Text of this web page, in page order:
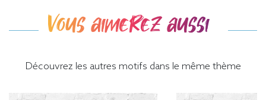
Vous aimerez aussi
Découvrez les autres motifs dans le même thème